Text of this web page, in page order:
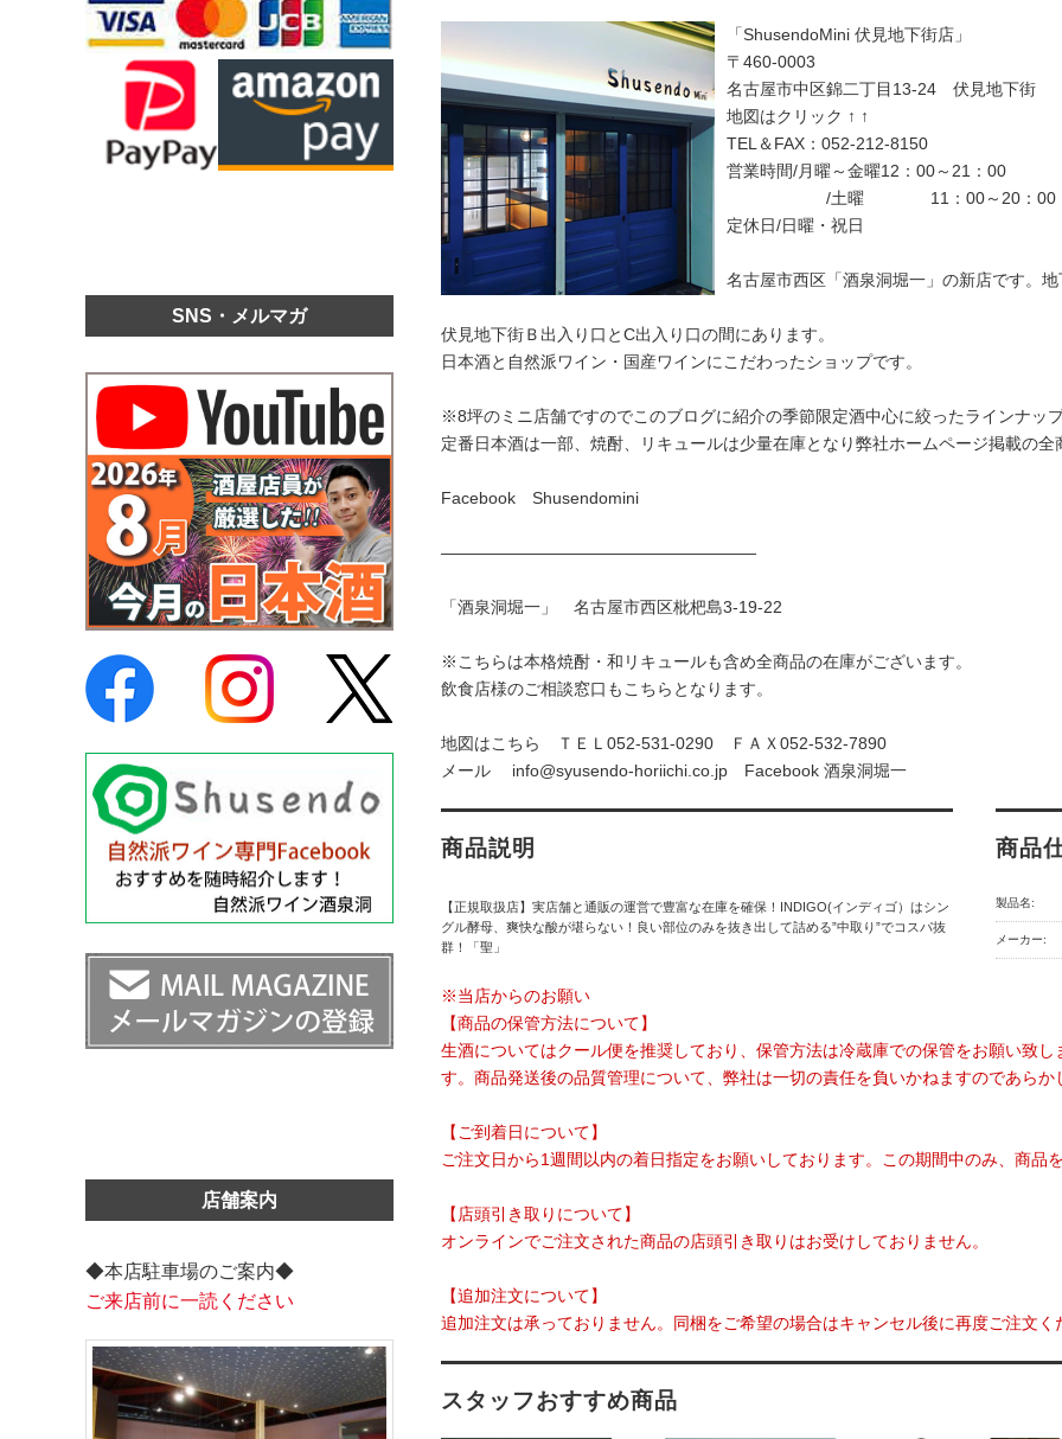
「ShusendoMini 伏見地下街店」
〒460-0003
名古屋市中区錦二丁目13-24 伏見地下街
地図はクリック ↑ ↑
TEL＆FAX：052-212-8150
営業時間/月曜～金曜12：00～21：00
/土曜 11：00～20：
定休日/日曜・祝日
名古屋市西区「酒泉洞堀一」の新店です。
伏見地下街Ｂ出入り口とC出入り口の間にあります。
日本酒と自然派ワイン・国産ワインにこだわったショップです。
※8坪のミニ店舗ですのでこのブログに紹介の季節限定酒中心に絞ったラインナップ
定番日本酒は一部、焼酎、リキュールは少量在庫となり弊社ホームページ掲載の全
Facebook Shusendomini
———————————————————
「酒泉洞堀一」 名古屋市西区枇杷島3-19-22
※こちらは本格焼酎・和リキュールも含め全商品の在庫がございます。
飲食店様のご相談窓口もこちらとなります。
地図はこちら
ＴＥＬ052-531-0290 ＦＡＸ052-532-7890
メール info@syusendo-horiichi.co.jp Facebook 酒泉洞堀一
商品説明
【正規取扱店】実店舗と通販の運営で豊富な在庫を確保！INDIGO(インディゴ）はシン
グル酵母、爽快な酸が堪らない！良い部位のみを抜き出して詰める”中取り”でコスパ抜
群！「聖」
商品
製品名:
メーカー:
※当店からのお願い
【商品の保管方法について】
生酒についてはクール便を推奨しており、保管方法は冷蔵庫での保管をお願い致
す。商品発送後の品質管理について、弊社は一切の責任を負いかねますのであらか
【ご到着日について】
ご注文日から1週間以内の着日指定をお願いしております。この期間中のみ、商品
【店頭引き取りについて】
オンラインでご注文された商品の店頭引き取りはお受けしておりません。
【追加注文について】
追加注文は承っておりません。同梱をご希望の場合はキャンセル後に再度ご注文く
スタッフおすすめ商品
SNS・メルマガ
店舗案内
◆本店駐車場のご案内◆
ご来店前に一読ください